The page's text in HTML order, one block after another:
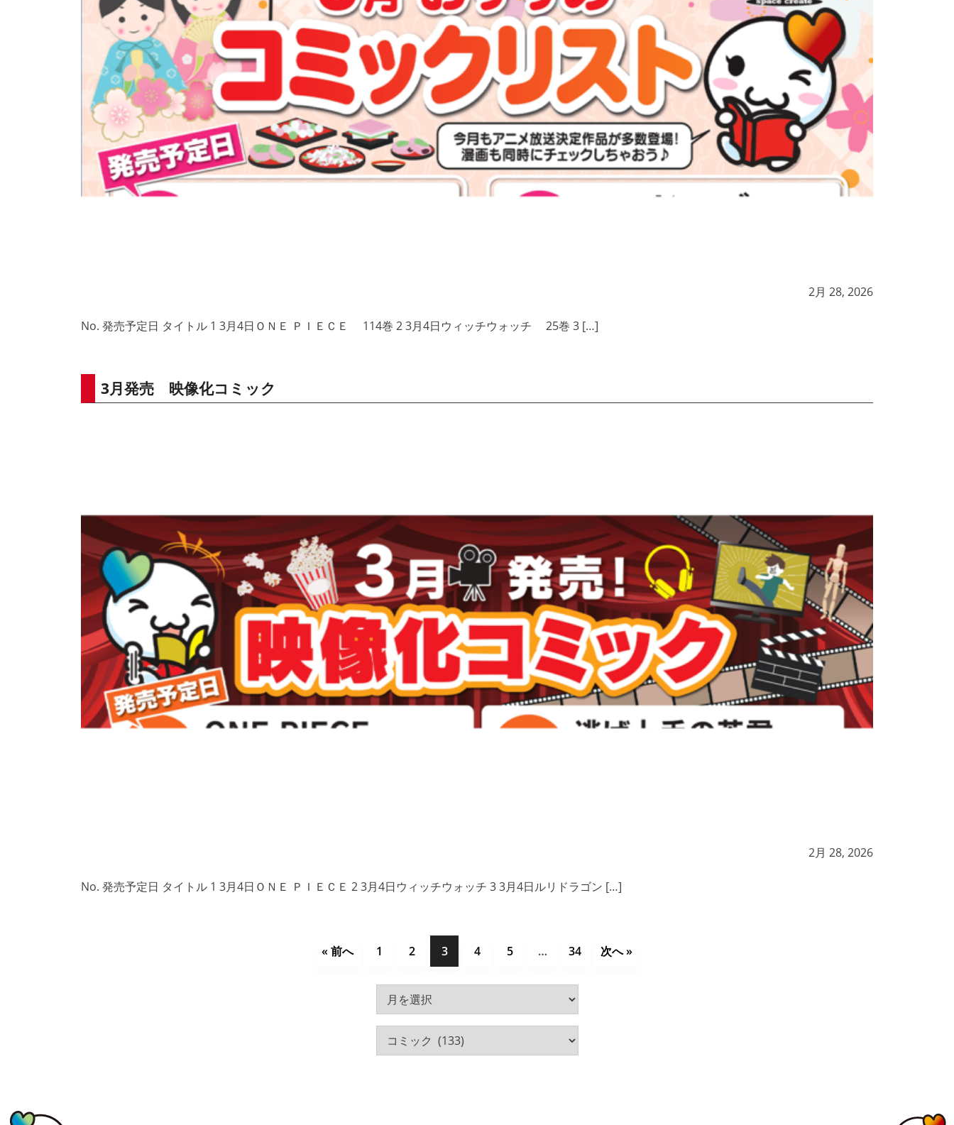
2月 28, 2026
No. 発売予定日 タイトル 1 3月4日ＯＮＥ ＰＩＥＣＥ 114巻 2 3月4日ウィッチウォッチ 25巻 3 […]
3月発売 映像化コミック
2月 28, 2026
No. 発売予定日 タイトル 1 3月4日ＯＮＥ ＰＩＥＣＥ 2 3月4日ウィッチウォッチ 3 3月4日ルリドラゴン […]
« 前へ 1 2 3 4 5 … 34 次へ »